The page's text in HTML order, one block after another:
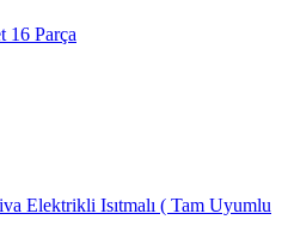
16 Parça
Elektrikli Isıtmalı ( Tam Uyumlu